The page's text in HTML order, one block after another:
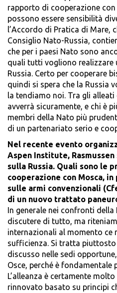
rapporto di cooperazione
possono essere sensibilità
l’Accordo di Pratica di Mare,
Consiglio Nato-Russia,
che per i paesi Nato sono
quali tutti vogliono realizzare
Russia. Certo per cooperare
quindi si spera che la Russia
la tendiamo noi. Tra gli alleati
avverrà sicuramente, e chi è
membri della Nato più
di un partenariato serio e
Nel recente evento
Aspen Institute,
sulla Russia. Quali sono le
cooperazione con Mosca,
sulle armi convenzionali
di un nuovo trattato
In generale nei confronti della
discutere di tutto, ma
internazionali al momento ce
sufficienza. Si tratta
discusso nelle sedi
Osce, perché è fondamentale
L’alleanza è certamente
rinnovato basato su principi